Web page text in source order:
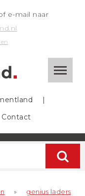
e-mail naar
|
Contact
»
genius laders